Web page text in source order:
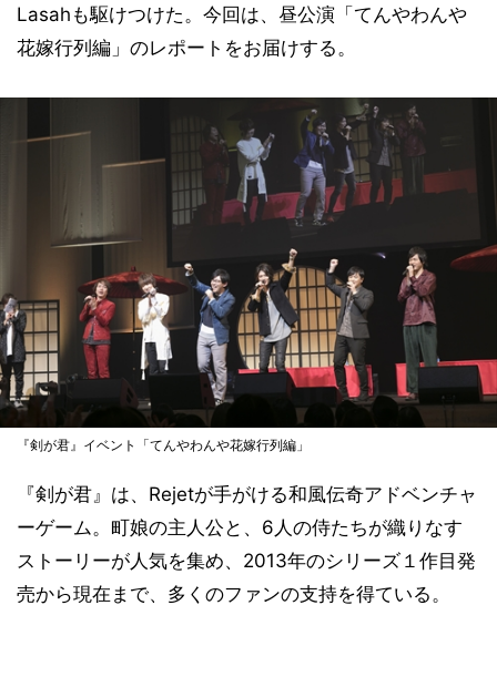
Lasahも駆けつけた。今回は、昼公演「てんやわんや
花嫁行列編」のレポートをお届けする。
『剣が君』イベント「てんやわんや花嫁行列編」
『剣が君』は、Rejetが手がける和風伝奇アドベンチャ
ーゲーム。町娘の主人公と、6人の侍たちが織りなす
ストーリーが人気を集め、2013年のシリーズ１作目発
売から現在まで、多くのファンの支持を得ている。